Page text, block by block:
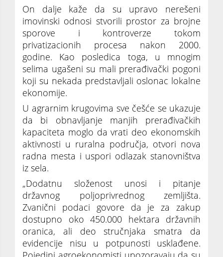
On dalje kaže da su upravo nerešeni
imovinski odnosi stvorili prostor za brojne
sporove i kontroverze tokom
privatizacionih procesa nakon 2000.
godine. Kao posledica toga, u mnogim
selima ugašeni su mali prerađivački pogoni
koji su nekada predstavljali oslonac lokalne
ekonomije.
U agrarnim krugovima sve češće se ukazuje
da bi obnavljanje manjih prerađivačkih
kapaciteta moglo da vrati deo ekonomskih
aktivnosti u ruralna područja, otvori nova
radna mesta i uspori odlazak stanovništva
iz sela.
„Dodatnu složenost unosi i pitanje
državnog poljoprivrednog zemljišta.
Zvanični podaci govore da je za zakup
dostupno oko 450.000 hektara državnih
oranica, ali deo stručnjaka smatra da
evidencije nisu u potpunosti usklađene.